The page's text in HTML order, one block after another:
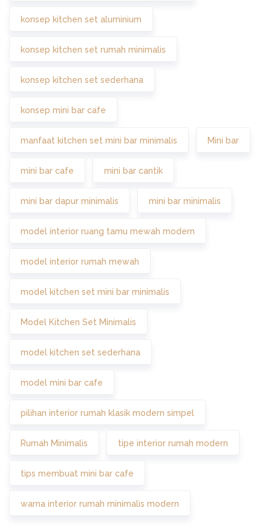
konsep kitchen set aluminium
konsep kitchen set rumah minimalis
konsep kitchen set sederhana
konsep mini bar cafe
manfaat kitchen set mini bar minimalis Mini bar
mini bar cafe mini bar cantik
mini bar dapur minimalis mini bar minimalis
model interior ruang tamu mewah modern
model interior rumah mewah
model kitchen set mini bar minimalis
Model Kitchen Set Minimalis
model kitchen set sederhana
model mini bar cafe
pilihan interior rumah klasik modern simpel
Rumah Minimalis tipe interior rumah modern
tips membuat mini bar cafe
warna interior rumah minimalis modern